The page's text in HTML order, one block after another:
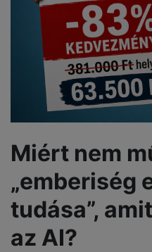
Miért nem
„emberiség
tudása”,
az AI?